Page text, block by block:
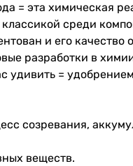
= эта химическая
среди
и его
разработки в
=
созревания,
веществ.